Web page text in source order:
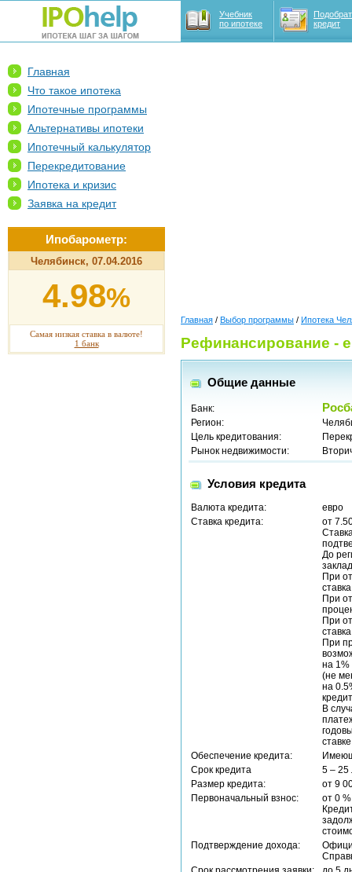
Учебник
по ипотеке
кредит
Главная
Что такое ипотека
Ипотечные программы
Альтернативы ипотеки
Ипотечный калькулятор
Перекредитование
Ипотека и кризис
Заявка на кредит
Ипобарометр:
Челябинск, 07.04.2016
4.98%
Самая низкая ставка в валюте!
1 банк
Главная / Выбор программы / Ипотека
Рефинансирование -
Общие данные
Банк:
Регион:
Цель кредитования:
Рынок недвижимости:
Условия кредита
Валюта кредита:
евро
Ставка кредита:
от
До
При
При
При
При
на 1%
(не
на
В
Обеспечение кредита:
Срок кредита
5 – 25
Размер кредита:
от 9
Первоначальный взнос:
от 0 %
Подтверждение дохода: